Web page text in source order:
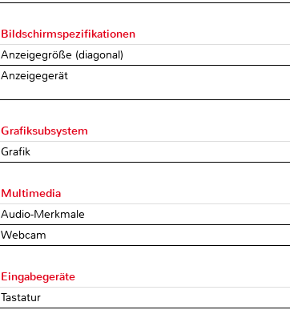
Bildschirmspezifikationen
Anzeigegröße (diagonal)
Anzeigegerät
Grafiksubsystem
Grafik
Multimedia
Audio-Merkmale
Webcam
Eingabegeräte
Tastatur